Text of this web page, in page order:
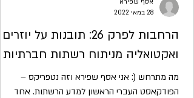
הרחבות לפרק 26: תובנות על יוזרים
ואקטואליה מניתוח רשתות חברתיות
מה מתרחש (: אני אסף שפירא וזה נטפריקס –
הפודקאסט העברי הראשון למדע הרשתות. אחד
אסף שפירא
28 במאי 2022